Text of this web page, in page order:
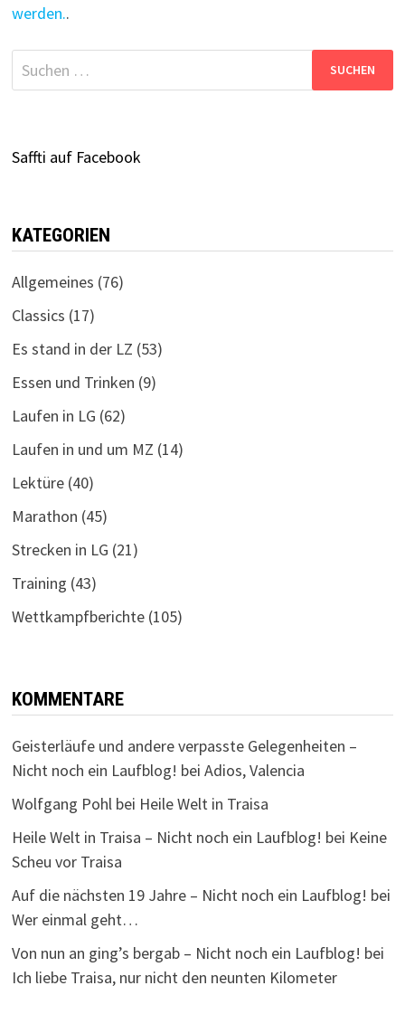
werden..
Suchen
nach:
Saffti auf Facebook
KATEGORIEN
Allgemeines (76)
Classics (17)
Es stand in der LZ (53)
Essen und Trinken (9)
Laufen in LG (62)
Laufen in und um MZ (14)
Lektüre(40)
Marathon (45)
Strecken in LG (21)
Training (43)
Wettkampfberichte(105)
KOMMENTARE
Geisterläufe und andere verpasste Gelegenheiten –
Nicht noch ein Laufblog! bei Adios, Valencia
Wolfgang Pohl bei Heile Welt in Traisa
Heile Welt in Traisa – Nicht noch ein Laufblog! bei Keine
Scheu vor Traisa
Auf die nächsten 19 Jahre – Nicht noch ein Laufblog! bei
Wer einmal geht…
Von nun an ging’s bergab – Nicht noch ein Laufblog! bei
Ich liebe Traisa, nur nicht den neunten Kilometer